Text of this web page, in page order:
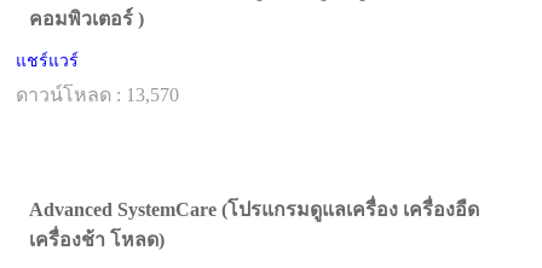
คอมพิวเตอร์ )
แชร์แวร์
ดาวน์โหลด : 13,570
Advanced SystemCare (โปรแกรมดูแลเครื่อง เครื่องอืด
เครื่องช้า โหลด)